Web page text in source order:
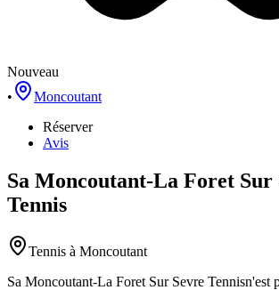
Nouveau
•
Moncoutant
Réserver
Avis
Sa Moncoutant-La Foret Sur
Tennis
Tennis à Moncoutant
Sa Moncoutant-La Foret Sur Sevre Tennisn'est